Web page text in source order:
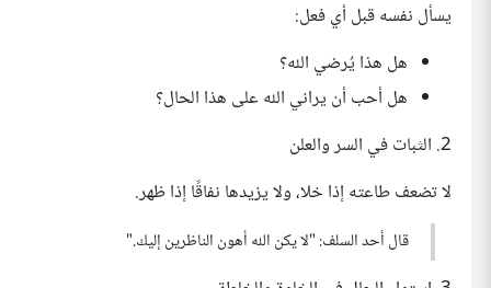
يسأل نفسه قبل أي فعل:
هل هذا يُرضي الله؟
هل أحب أن يراني الله على هذا الحال؟
2. الثبات في السر والعلن
لا تضعف طاعته إذا خلا، ولا يزيدها نفاقًا إذا ظهر.
قال أحد السلف: "لا يكن الله أهون الناظرين إليك."